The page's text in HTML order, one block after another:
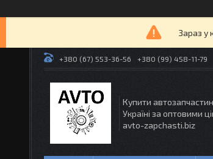
Зараз у
+380 (67) 553-36-56 +380 (99) 458-11-79
Купити
Україні за оптовими
avto-zapchasti.biz